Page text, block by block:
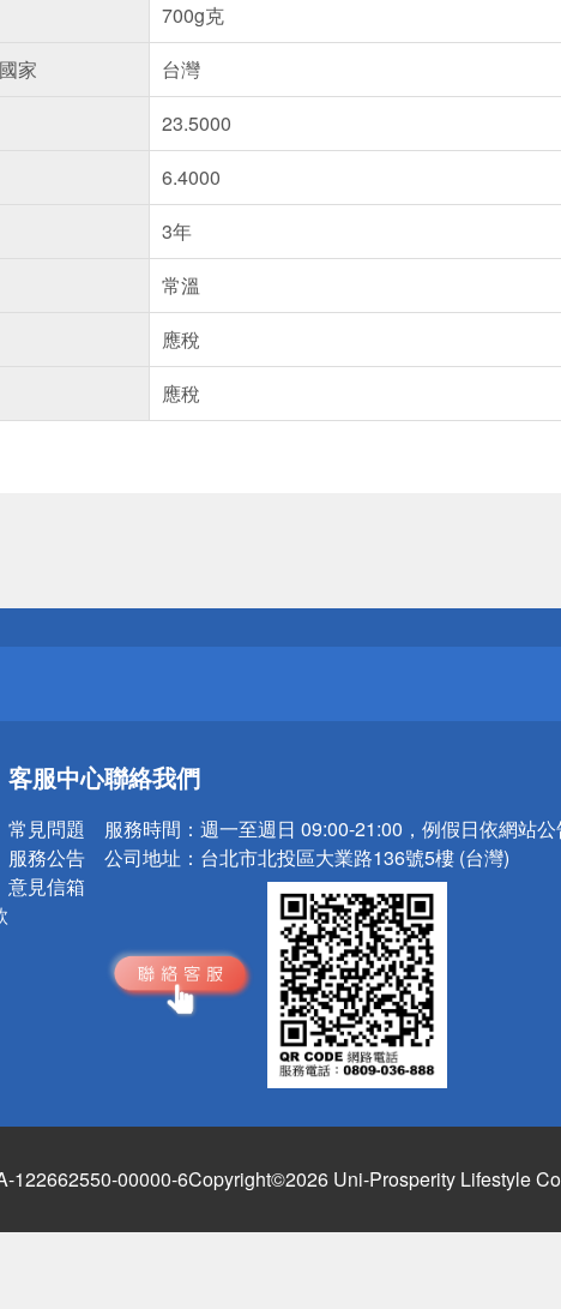
700g克
家
台灣
23.5000
6.4000
3年
常溫
應稅
應稅
請小心！
請小心！
客服中心
常見問題
服務公告
意見信箱
聯絡我們
服務時間： 週一至週日 09:00-21:00，例假日依網站
公司地址： 台北市北投區大業路136號5樓 (台灣)
122662550-00000-6Copyright©2026 Uni-Prosperity Lifestyle